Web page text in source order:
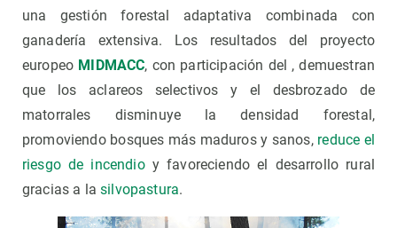
una gestión forestal adaptativa combinada con
ganadería extensiva. Los resultados del proyecto
europeo MIDMACC, con participación del , demuestran
que los aclareos selectivos y el desbrozado de
matorrales disminuye la densidad forestal,
promoviendo bosques más maduros y sanos, reduce el
riesgo de incendioy favoreciendo el desarrollo rural
gracias a lasilvopastura.